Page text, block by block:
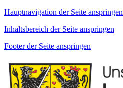
Hauptnavigation der Seite anspringen
Inhaltsbereich der Seite anspringen
Footer der Seite anspringen